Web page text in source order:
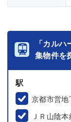
「カル
集物件を
駅
京都市営地
ＪＲ山陰